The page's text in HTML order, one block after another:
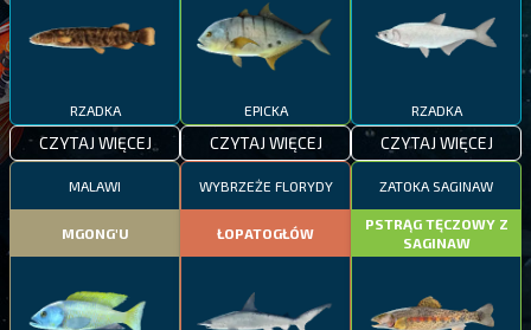
RZADKA
CZYTAJ WIĘCEJ
EPICKA
CZYTAJ WIĘCEJ
RZADKA
CZYTAJ WIĘCEJ
MALAWI
MGONG'U
WYBRZEŻE FLORYDY
ŁOPATOGŁÓW
ZATOKA SAGINAW
PSTRĄG TĘCZOWY Z
SAGINAW